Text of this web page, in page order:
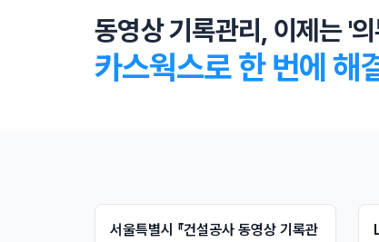
동영상 기록관리, 이제는 '
카스웍스로 한 번에 해
서울특별시 『건설공사 동영상 기록관